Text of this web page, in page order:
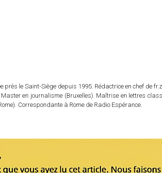
le Saint-Siège depuis 1995. Rédactrice en chef de
en journalisme (Bruxelles). Maîtrise en lettres
Correspondante à Rome de Radio Espérance.